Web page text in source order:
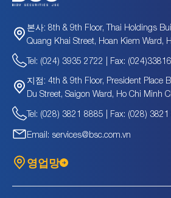
본사: 8th & 9th Floor, Thai Holdings
Quang Khai Street, Hoan Kiem Ward,
Tel: (024) 3935 2722 | Fax:
지점: 4th & 9th Floor, President Place
Du Street, Saigon Ward, Ho Chi Minh
Tel: (028) 3821 8885 | Fax: (028)
Email: services@bsc.com.vn
영업망